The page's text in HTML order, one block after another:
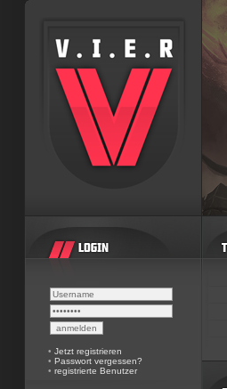
• Jetzt registrieren
• Passwort vergessen?
• registrierte Benutzer